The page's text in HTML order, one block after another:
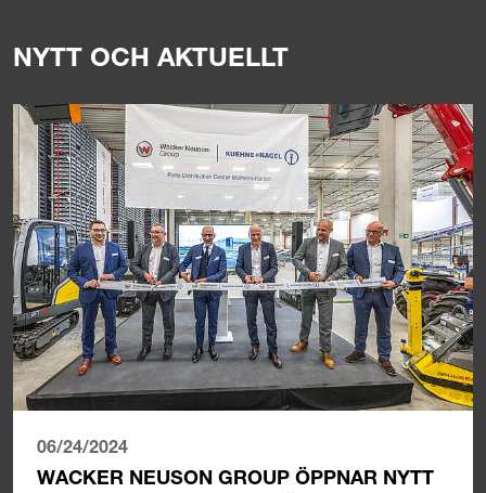
NYTT OCH AKTUELLT
06/24/2024
WACKER NEUSON GROUP ÖPPNAR NYTT